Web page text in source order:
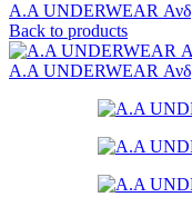
Α.A UNDERWEAR
Back to products
Α.A UNDERWEAR